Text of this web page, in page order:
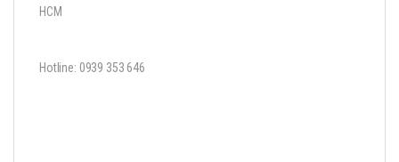
HCM
Hotline: 0939 353 646